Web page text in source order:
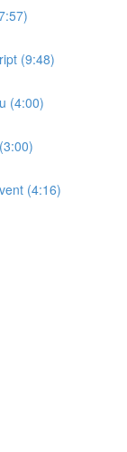
(9:48)
(4:00)
(4:16)